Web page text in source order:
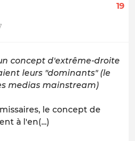
19
concept d'extrême-droite
leurs "dominants" (le
medias mainstream)
le concept de
à l'en(...)